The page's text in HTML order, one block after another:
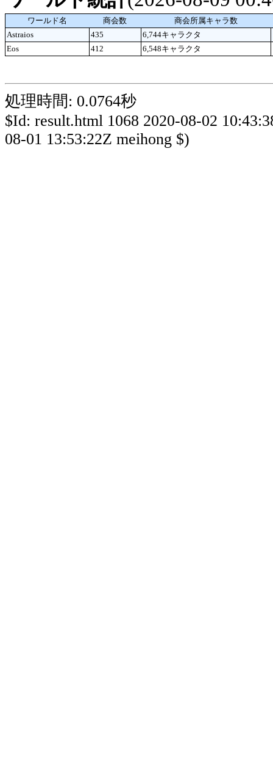
ワールド名 商会数
商会所属キャラ数
Astraios
435 6,744キャラクタ
Eos
412 6,548キャラクタ
処理時間: 0.0764秒
$Id: result.html 1068 2020-08-02
08-01 13:53:22Z meihong $)